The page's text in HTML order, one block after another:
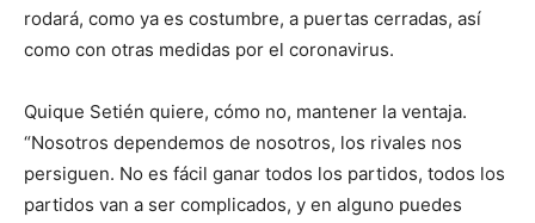
rodará, como ya es costumbre, a puertas cerradas, así
como con otras medidas por el coronavirus.
Quique Setién quiere, cómo no, mantener la ventaja.
“Nosotros dependemos de nosotros, los rivales nos
persiguen. No es fácil ganar todos los partidos, todos los
partidos van a ser complicados, y en alguno puedes